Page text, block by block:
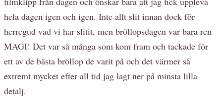
hela dagen igen och igen. Inte allt slit innan dock för
herregud vad vi har slitit, men bröllopsdagen var bara ren
MAGI! Det var så många som kom fram och tackade för
ett av de bästa bröllop de varit på och det värmer så
extremt mycket efter all tid jag lagt ner på minsta lilla
detalj.